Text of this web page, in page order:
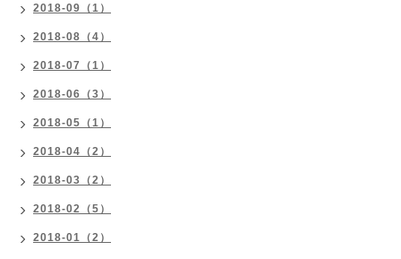
2018-09（1）
2018-08（4）
2018-07（1）
2018-06（3）
2018-05（1）
2018-04（2）
2018-03（2）
2018-02（5）
2018-01（2）